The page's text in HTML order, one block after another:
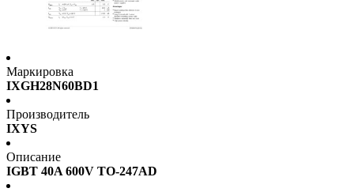
Маркировка
IXGH28N60BD1
Производитель
IXYS
Описание
IGBT 40A 600V TO-247AD